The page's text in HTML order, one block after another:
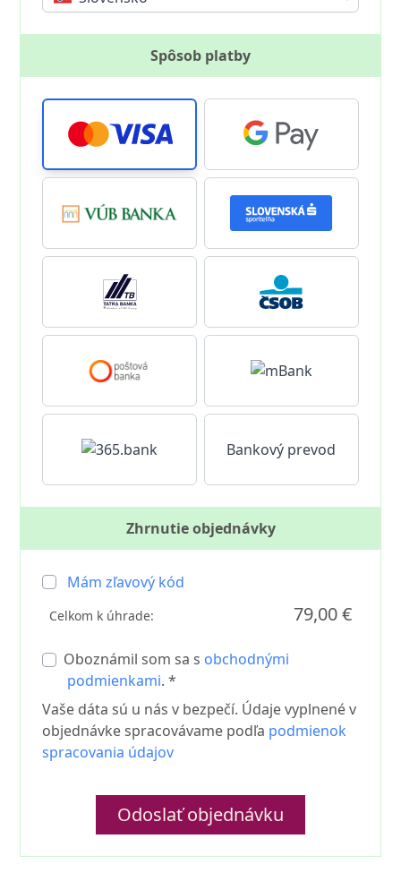
Spôsob platby
Bankový prevod
Zhrnutie objednávky
Mám zľavový kód
Celkom k úhrade: 79,00 €
Oboznámil som sa s obchodnými
podmienkami. *
Vaše dáta sú u nás v bezpečí. Údaje vyplnené v
objednávke spracovávame podľa podmienok
spracovania údajov
Odoslať objednávku